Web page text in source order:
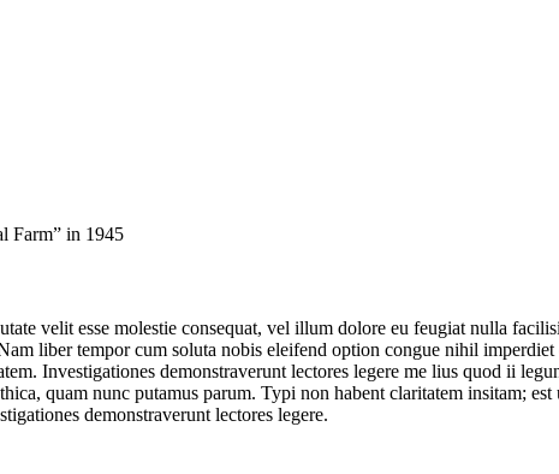
Farm” in 1945
velit esse molestie consequat, vel illum dolore eu feugiat nulla
liber tempor cum soluta nobis eleifend option congue nihil
Investigationes demonstraverunt lectores legere me lius quod ii
quam nunc putamus parum. Typi non habent claritatem insitam;
demonstraverunt lectores legere.